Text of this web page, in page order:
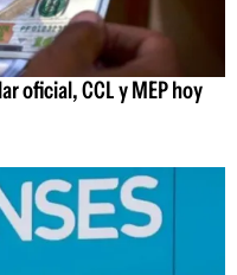
oficial, CCL y MEP hoy